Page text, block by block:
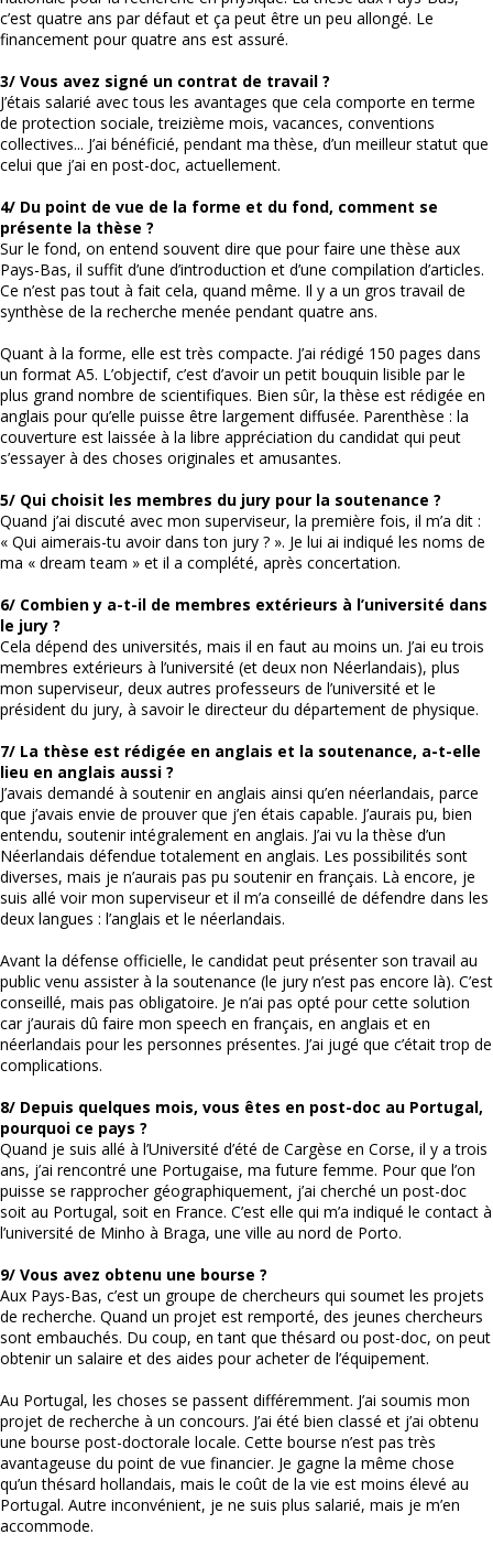
c’est quatre ans par défaut et ça peut être un peu allongé. Le
financement pour quatre ans est assuré.
3/ Vous avez signé un contrat de travail ?
J’étais salarié avec tous les avantages que cela comporte en terme
de protection sociale, treizième mois, vacances, conventions
collectives... J’ai bénéficié, pendant ma thèse, d’un meilleur statut que
celui que j’ai en post-doc, actuellement.
4/ Du point de vue de la forme et du fond, comment se
présente la thèse ?
Sur le fond, on entend souvent dire que pour faire une thèse aux
Pays-Bas, il suffit d’une d’introduction et d’une compilation d’articles.
Ce n’est pas tout à fait cela, quand même. Il y a un gros travail de
synthèse de la recherche menée pendant quatre ans.
Quant à la forme, elle est très compacte. J’ai rédigé 150 pages dans
un format A5. L’objectif, c’est d’avoir un petit bouquin lisible par le
plus grand nombre de scientifiques. Bien sûr, la thèse est rédigée en
anglais pour qu’elle puisse être largement diffusée. Parenthèse : la
couverture est laissée à la libre appréciation du candidat qui peut
s’essayer à des choses originales et amusantes.
5/ Qui choisit les membres du jury pour la soutenance ?
Quand j’ai discuté avec mon superviseur, la première fois, il m’a dit :
« Qui aimerais-tu avoir dans ton jury ? ». Je lui ai indiqué les noms de
ma « dream team » et il a complété, après concertation.
6/ Combien y a-t-il de membres extérieurs à l’université dans
le jury ?
Cela dépend des universités, mais il en faut au moins un. J’ai eu trois
membres extérieurs à l’université (et deux non Néerlandais), plus
mon superviseur, deux autres professeurs de l’université et le
président du jury, à savoir le directeur du département de physique.
7/ La thèse est rédigée en anglais et la soutenance, a-t-elle
lieu en anglais aussi ?
J’avais demandé à soutenir en anglais ainsi qu’en néerlandais, parce
que j’avais envie de prouver que j’en étais capable. J’aurais pu, bien
entendu, soutenir intégralement en anglais. J’ai vu la thèse d’un
Néerlandais défendue totalement en anglais. Les possibilités sont
diverses, mais je n’aurais pas pu soutenir en français. Là encore, je
suis allé voir mon superviseur et il m’a conseillé de défendre dans les
deux langues : l’anglais et le néerlandais.
Avant la défense officielle, le candidat peut présenter son travail au
public venu assister à la soutenance (le jury n’est pas encore là). C’est
conseillé, mais pas obligatoire. Je n’ai pas opté pour cette solution
car j’aurais dû faire mon speech en français, en anglais et en
néerlandais pour les personnes présentes. J’ai jugé que c’était trop de
complications.
8/ Depuis quelques mois, vous êtes en post-doc au Portugal,
pourquoi ce pays ?
Quand je suis allé à l’Université d’été de Cargèse en Corse, il y a trois
ans, j’ai rencontré une Portugaise, ma future femme. Pour que l’on
puisse se rapprocher géographiquement, j’ai cherché un post-doc
soit au Portugal, soit en France. C’est elle qui m’a indiqué le contact à
l’université de Minho à Braga, une ville au nord de Porto.
9/ Vous avez obtenu une bourse ?
Aux Pays-Bas, c’est un groupe de chercheurs qui soumet les projets
de recherche. Quand un projet est remporté, des jeunes chercheurs
sont embauchés. Du coup, en tant que thésard ou post-doc, on peut
obtenir un salaire et des aides pour acheter de l’équipement.
Au Portugal, les choses se passent différemment. J’ai soumis mon
projet de recherche à un concours. J’ai été bien classé et j’ai obtenu
une bourse post-doctorale locale. Cette bourse n’est pas très
avantageuse du point de vue financier. Je gagne la même chose
qu’un thésard hollandais, mais le coût de la vie est moins élevé au
Portugal. Autre inconvénient, je ne suis plus salarié, mais je m’en
accommode.